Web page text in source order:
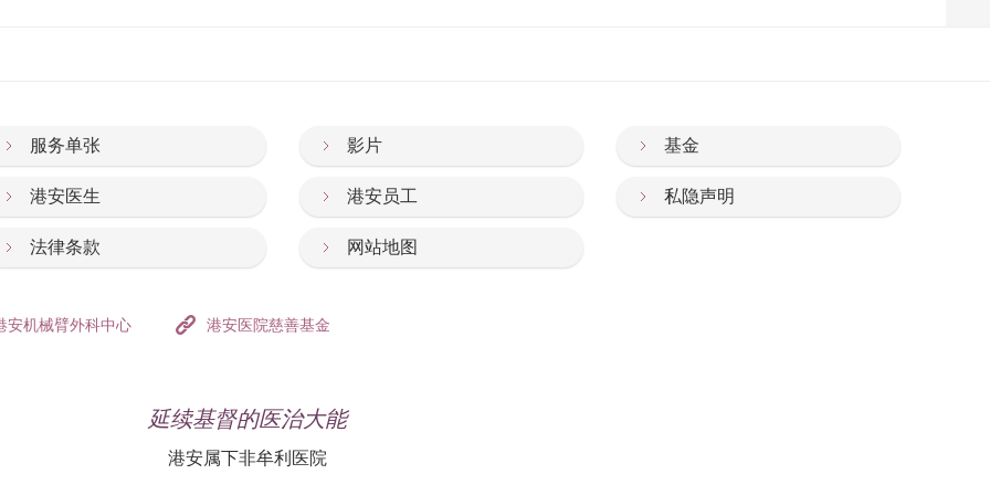
服务单张 影片 基金
港安医生 港安员工 私隐声明
法律条款 网站地图
安机械臂外科中心 港安医院慈善基金
延续基督的医治大能
港安属下非牟利医院